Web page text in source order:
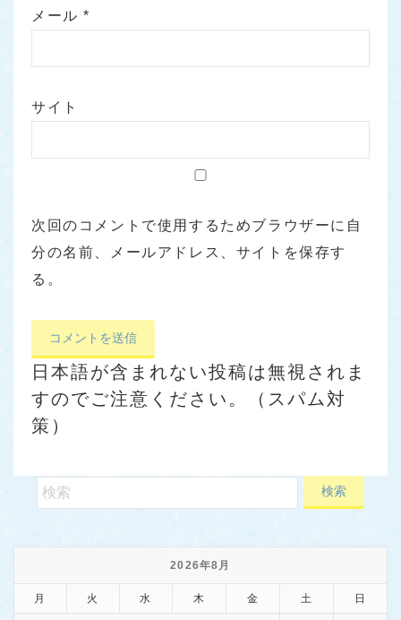
メール*
サイト
次回のコメントで使用するためブラウザーに自
分の名前、メールアドレス、サイトを保存す
る。
日本語が含まれない投稿は無視されま
すのでご注意ください。（スパム対
策）
2026年8月
月 火 水 木 金 土 日